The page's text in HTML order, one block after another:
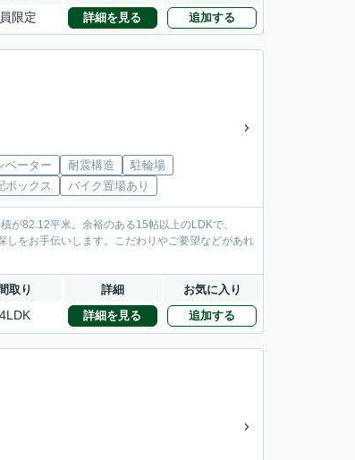
限定 詳細を見る 追加する
ベーター 耐震構造
駐輪場
ボックス
バイク置場あり
が82.12平米。余裕のある15帖以上のLDKで、
をお手伝いします。こだわりやご要望などがあれ
取り 詳細 お気に入り
4LDK 詳細を見る 追加する